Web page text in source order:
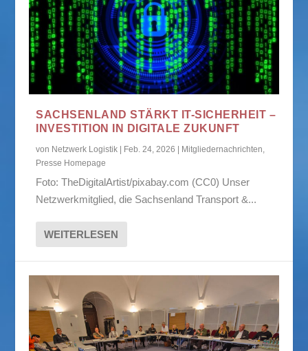
SACHSENLAND STÄRKT IT-SICHERHEIT –
INVESTITION IN DIGITALE ZUKUNFT
von Netzwerk Logistik Feb. 24, 2026 Mitgliedernachrichten,
Presse Homepage
Foto: TheDigitalArtist/pixabay.com (CC0) Unser
Netzwerkmitglied, die Sachsenland Transport &...
WEITERLESEN